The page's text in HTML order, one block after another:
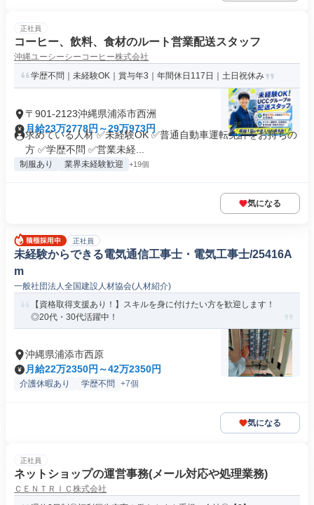
正社員
コーヒー、飲料、食材のルート営業配送スタッフ
沖縄ユーシーシーコーヒー株式会社
学歴不問｜未経験OK｜賞与年3｜年間休日117日｜土日祝休み
〒901-2123沖縄県浦添市西洲
月給23万2778円～29万973円
求めている人材 ✅未経験OK ✅普通自動車運転免許をお持ちの
方 ✅学歴不問 ✅営業未経...
制服あり 業界未経験歓迎 +19個
気になる
正社員
未経験からできる電気通信工事士・電気工事士/25416A
m
一般社団法人全国建設人材協会(人材紹介)
【資格取得支援あり！】スキルを身に付けたい方を歓迎します！
◎20代・30代活躍中！
沖縄県浦添市西原
月給22万2350円～42万2350円
介護休暇あり 学歴不問 +7個
気になる
正社員
ネットショップの運営事務(メール対応や処理業務)
ＣＥＮＴＲＩＣ株式会社